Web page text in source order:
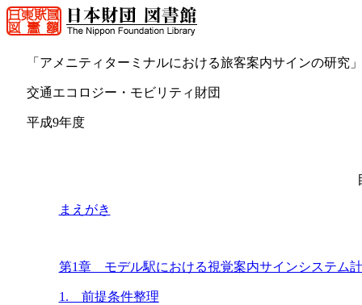
「アメニティターミナルにおける旅客案内サインの研
交通エコロジー・モビリティ財団
平成9年度
まえがき
第1章 モデル駅における視覚案内サインシステム
1. 前提条件整理